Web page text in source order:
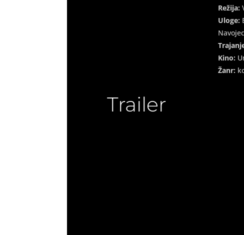
Režija:
Uloge:
Navojec
Kino:
Žanr:
Trailer